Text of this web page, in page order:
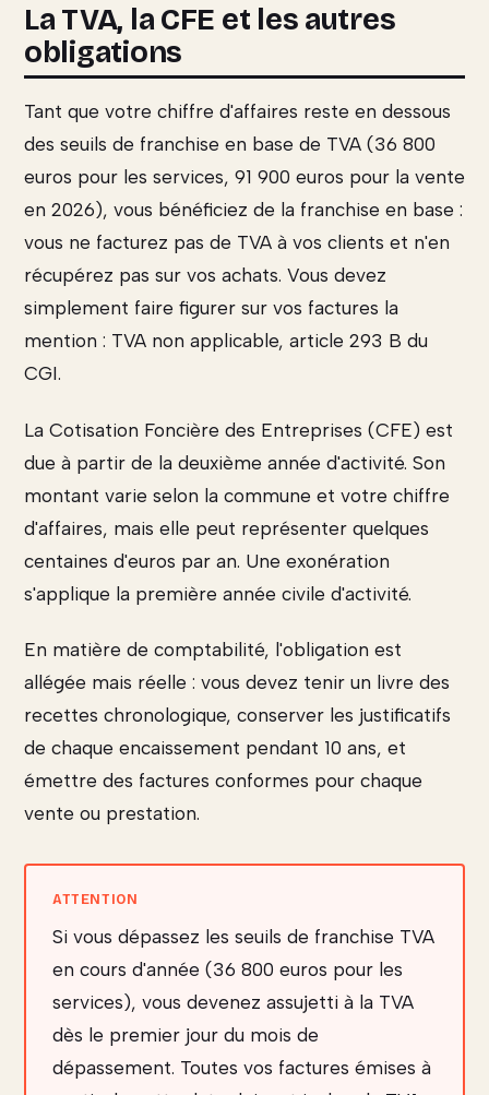
La TVA, la CFE et les autres
obligations
Tant que votre chiffre d'affaires reste en dessous
des seuils de franchise en base de TVA (36 800
euros pour les services, 91 900 euros pour la vente
en 2026), vous bénéficiez de la franchise en base :
vous ne facturez pas de TVA à vos clients et n'en
récupérez pas sur vos achats. Vous devez
simplement faire figurer sur vos factures la
mention : TVA non applicable, article 293 B du
CGI.
La Cotisation Foncière des Entreprises (CFE) est
due à partir de la deuxième année d'activité. Son
montant varie selon la commune et votre chiffre
d'affaires, mais elle peut représenter quelques
centaines d'euros par an. Une exonération
s'applique la première année civile d'activité.
En matière de comptabilité, l'obligation est
allégée mais réelle : vous devez tenir un livre des
recettes chronologique, conserver les justificatifs
de chaque encaissement pendant 10 ans, et
émettre des factures conformes pour chaque
vente ou prestation.
Si vous dépassez les seuils de franchise TVA
en cours d'année (36 800 euros pour les
services), vous devenez assujetti à la TVA
dès le premier jour du mois de
dépassement. Toutes vos factures émises à